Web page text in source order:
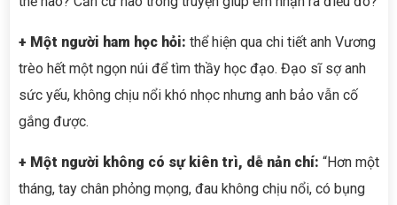
+ Một người ham học hỏi: thể hiện qua chi tiết anh Vương
trèo hết một ngọn núi để tìm thầy học đạo. Đạo sĩ sợ anh
sức yếu, không chịu nổi khó nhọc nhưng anh bảo vẫn cố
gắng được.
+ Một người không có sự kiên trì, dễ nản chí: “Hơn một
tháng, tay chân phỏng mọng, đau không chịu nổi, có bụng